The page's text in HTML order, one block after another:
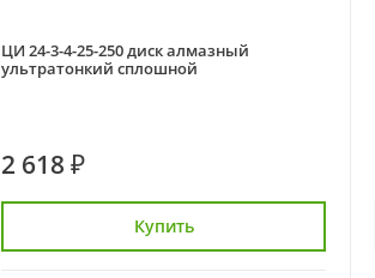
ЦИ 24-3-4-25-250 диск алмазный
ультратонкий сплошной
2 618 ₽
Купить